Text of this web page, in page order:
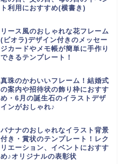
ト利用におすすめ(横書き)
リース風のおしゃれな花フレーム
(ビオラ)デザイン付きのメッセー
ジカードやメモ帳が簡単に手作り
できるテンプレート！
真珠のかわいいフレーム！結婚式
の案内や招待状の飾り枠におすす
め・6月の誕生石のイラストデザ
インがおしゃれ♪
バナナのおしゃれなイラスト背景
付き・賞状のテンプレート！レク
リエーション、イベントにおすす
め♪オリジナルの表彰状